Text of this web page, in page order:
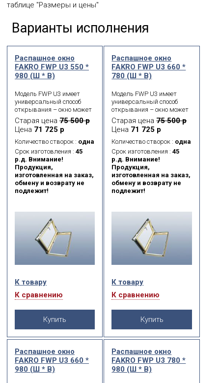
таблице "Размеры и цены"
Варианты исполнения
Распашное окно
FAKRO FWP U3 550 *
980 (Ш * В)
Модель FWP U3 имеет
универсальный способ
открывания – окно может
открываться как вправо,
так и влево, благодаря
специальным петлям,
которые можно
установить во время
монтажа окна на любую
из сторон. Удобная ручка,
расположенная в середине
бокового элемента оконной
створки, позволяет легко
открывать-закрывать
положениях
проветривания.
Старая цена 75 500 р
Цена 71 725 р
Количество створок : одна
Срок изготовления : 45
р.д. Внимание!
Продукция,
изготовленная на заказ,
обмену и возврату не
подлежит!
К товару
К сравнению
Купить
Распашное окно
FAKRO FWP U3 660 *
780 (Ш * В)
Модель FWP U3 имеет
универсальный способ
открывания – окно может
открываться как вправо,
так и влево, благодаря
специальным петлям,
которые можно
установить во время
монтажа окна на любую
из сторон. Удобная ручка,
расположенная в середине
бокового элемента оконной
створки, позволяет легко
открывать-закрывать
положениях
проветривания.
Старая цена75 500 р
Цена 71 725 р
Количество створок : одна
Срок изготовления :45
р.д. Внимание!
Продукция,
изготовленная на заказ,
обмену и возврату не
подлежит!
К товару
К сравнению
Купить
Распашное окно
FAKRO FWP U3 660 *
980 (Ш * В)
Распашное окно
FAKRO FWP U3 780 *
980 (Ш * В)